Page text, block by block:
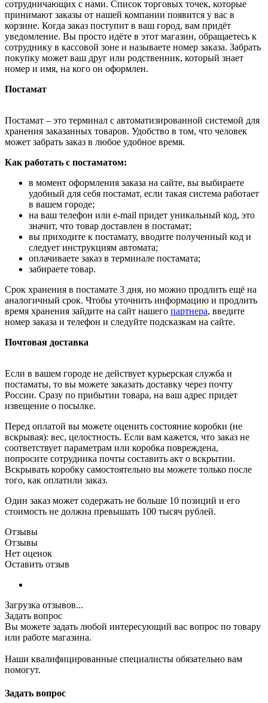
сотрудничающих с нами. Список торговых точек, которые
принимают заказы от нашей компании появится у вас в
корзине. Когда заказ поступит в ваш город, вам придёт
уведомление. Вы просто идёте в этот магазин, обращаетесь к
сотруднику в кассовой зоне и называете номер заказа. Забрать
покупку может ваш друг или родственник, который знает
номер и имя, на кого он оформлен.
Постамат
Постамат – это терминал с автоматизированной системой для
хранения заказанных товаров. Удобство в том, что человек
может забрать заказ в любое удобное время.
Как работать с постаматом:
в момент оформления заказа на сайте, вы выбираете
удобный для себя постамат, если такая система работает
в вашем городе;
на ваш телефон или e-mail придет уникальный код, это
значит, что товар доставлен в постамат;
вы приходите к постамату, вводите полученный код и
следует инструкциям автомата;
оплачиваете заказ в терминале постамата;
забираете товар.
Срок хранения в постамате 3 дня, но можно продлить ещё на
аналогичный срок. Чтобы уточнить информацию и продлить
время хранения зайдите на сайт нашего партнера, введите
номер заказа и телефон и следуйте подсказкам на сайте.
Почтовая доставка
Если в вашем городе не действует курьерская служба и
постаматы, то вы можете заказать доставку через почту
России. Сразу по прибытии товара, на ваш адрес придет
извещение о посылке.
Перед оплатой вы можете оценить состояние коробки (не
вскрывая): вес, целостность. Если вам кажется, что заказ не
соответствует параметрам или коробка повреждена,
попросите сотрудника почты составить акт о вскрытии.
Вскрывать коробку самостоятельно вы можете только после
того, как оплатили заказ.
Один заказ может содержать не больше 10 позиций и его
стоимость не должна превышать 100 тысяч рублей.
Отзывы
Отзывы
Нет оценок
Оставить отзыв
Загрузка отзывов...
Задать вопрос
Вы можете задать любой интересующий вас вопрос по товару
или работе магазина.
Наши квалифицированные специалисты обязательно вам
помогут.
Задать вопрос